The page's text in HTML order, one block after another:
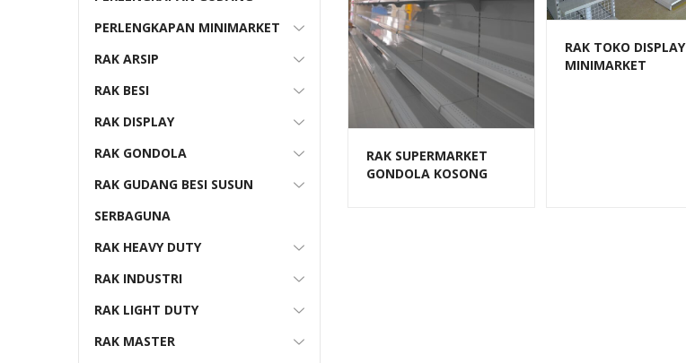
RAK SUPERMARKET
GONDOLA KOSONG
RAK TOKO DISPLAY
MINIMARKET
PERLENGKAPAN MINIMARKET
RAK ARSIP
RAK BESI
RAK DISPLAY
RAK GONDOLA
RAK GUDANG BESI SUSUN
SERBAGUNA
RAK HEAVY DUTY
RAK INDUSTRI
RAK LIGHT DUTY
RAK MASTER